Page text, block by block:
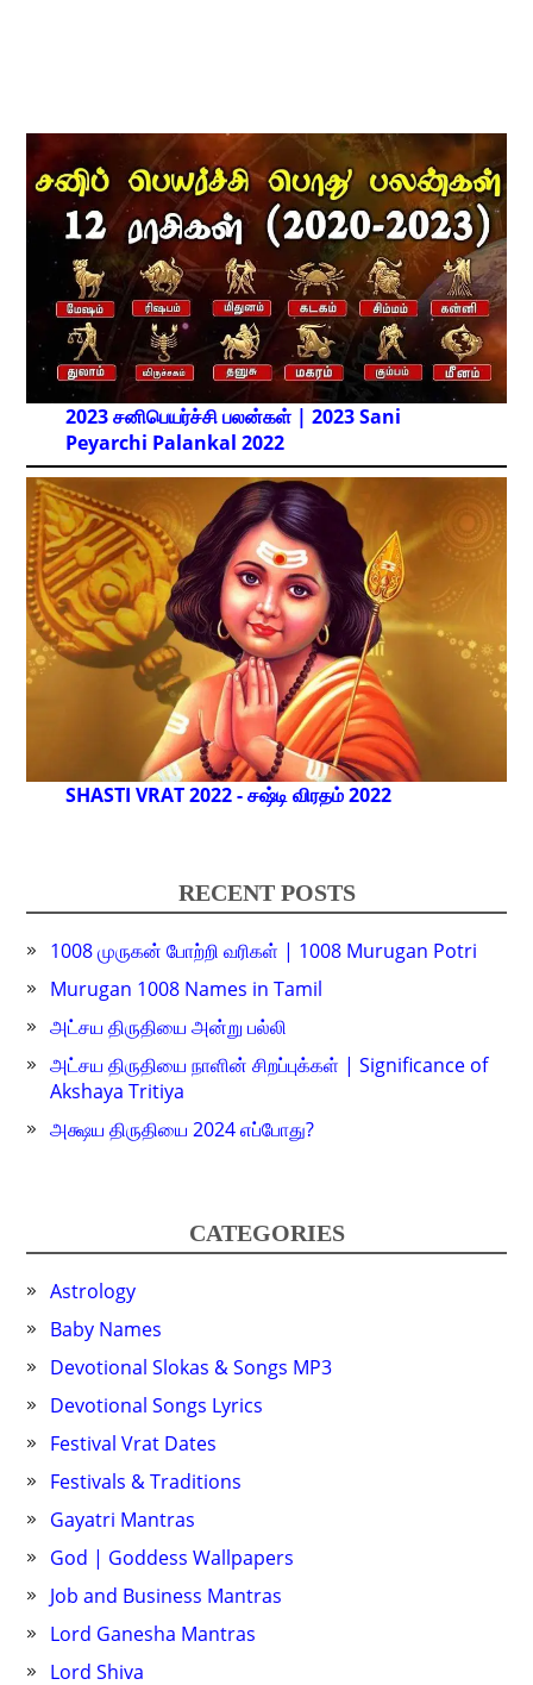
2023 சனிபெயர்ச்சி பலன்கள் | 2023 Sani
Peyarchi Palankal 2022
SHASTI VRAT 2022 - சஷ்டி விரதம் 2022
RECENT POSTS
1008 முருகன் போற்றி வரிகள் | 1008 Murugan Potri
Murugan 1008 Names in Tamil
அட்சய திருதியை அன்று பல்லி
அட்சய திருதியை நாளின் சிறப்புக்கள் | Significance of
Akshaya Tritiya
அக்ஷய திருதியை 2024 எப்போது?
CATEGORIES
Astrology
Baby Names
Devotional Slokas & Songs MP3
Devotional Songs Lyrics
Festival Vrat Dates
Festivals & Traditions
Gayatri Mantras
God | Goddess Wallpapers
Job and Business Mantras
Lord Ganesha Mantras
Lord Shiva